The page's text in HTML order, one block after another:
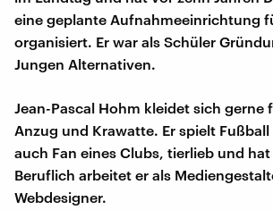
eine geplante Aufnahmeeinrichtung
organisiert. Er war als Schüler
Jungen Alternativen.
Jean-Pascal Hohm kleidet sich
Anzug und Krawatte. Er spielt
auch Fan eines Clubs, tierlieb und
Beruflich arbeitet er als
Webdesigner.